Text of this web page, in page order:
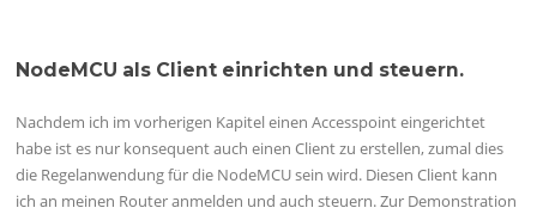
NodeMCU als Client einrichten und steuern.
Nachdem ich im vorherigen Kapitel einen Accesspoint eingerichtet
habe ist es nur konsequent auch einen Client zu erstellen, zumal dies
die Regelanwendung für die NodeMCU sein wird. Diesen Client kann
ich an meinen Router anmelden und auch steuern. Zur Demonstration